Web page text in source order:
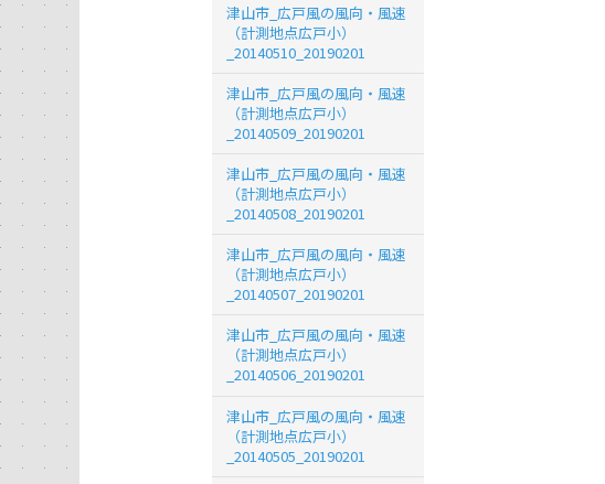
津山市_広戸風の風向・風速
（計測地点広戸小）
_20140510_20190201
津山市_広戸風の風向・風速
（計測地点広戸小）
_20140509_20190201
津山市_広戸風の風向・風速
（計測地点広戸小）
_20140508_20190201
津山市_広戸風の風向・風速
（計測地点広戸小）
_20140507_20190201
津山市_広戸風の風向・風速
（計測地点広戸小）
_20140506_20190201
津山市_広戸風の風向・風速
（計測地点広戸小）
_20140505_20190201